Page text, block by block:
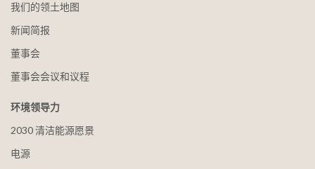
我们的领土地图
新闻简报
董事会
董事会会议和议程
环境领导力
2030 清洁能源愿景
电源